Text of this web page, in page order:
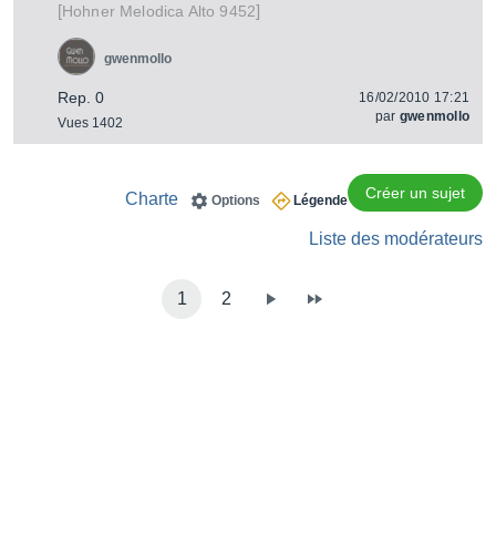
[HohnerMelodica Alto 9452]
Rep. 0
Vues 1402
gwenmollo
16/02/2010 17:21
par gwenmollo
Créer un sujet
Légende
Options
Charte
Liste des modérateurs
1 2